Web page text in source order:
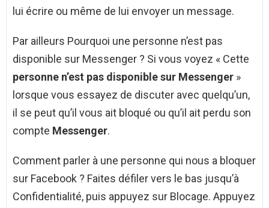
lui écrire ou même de lui envoyer un message.
Par ailleurs Pourquoi une personne n’est pas
disponible sur Messenger ? Si vous voyez « Cette
personne n’est pas disponible sur Messenger »
lorsque vous essayez de discuter avec quelqu’un,
il se peut qu’il vous ait bloqué ou qu’il ait perdu son
compte Messenger.
Comment parler à une personne qui nous a bloquer
sur Facebook ? Faites défiler vers le bas jusqu’à
Confidentialité, puis appuyez sur Blocage. Appuyez